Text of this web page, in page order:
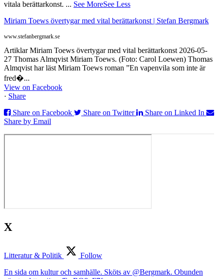
vitala berättarkonst. ... See MoreSee Less
Miriam Toews övertygar med vital berättarkonst | Stefan Bergmark
www.stefanbergmark.se
Artiklar Miriam Toews övertygar med vital berättarkonst 2026-05-
27 Thomas Almqvist Miriam Toews. (Foto: Carol Loewen) Thomas
Almqvist har läst Miriam Toews roman ”En vapenvila som inte är
fred�...
View on Facebook
· Share
Share on Facebook
Share on Twitter
Share on Linked In
Share by Email
X
Litteratur & Politik
Follow
En sida om kultur och samhälle. Sköts av @Bergmark. Obunden